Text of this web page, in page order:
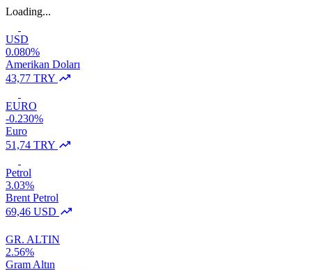
Loading...
USD
0.080%
Amerikan Doları
43,77 TRY
EURO
-0.230%
Euro
51,74 TRY
Petrol
3.03%
Brent Petrol
69,46 USD
GR. ALTIN
2.56%
Gram Altın